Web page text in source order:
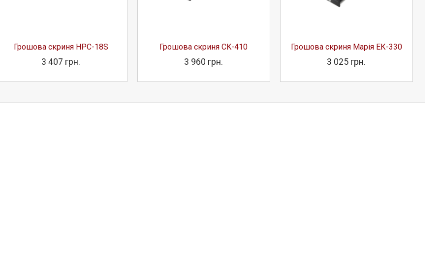
Грошова скриня HPC-18S
3 407 грн.
Грошова скриня CK-410
3 960 грн.
Грошова скриня Марія ЕК-330
3 025 грн.